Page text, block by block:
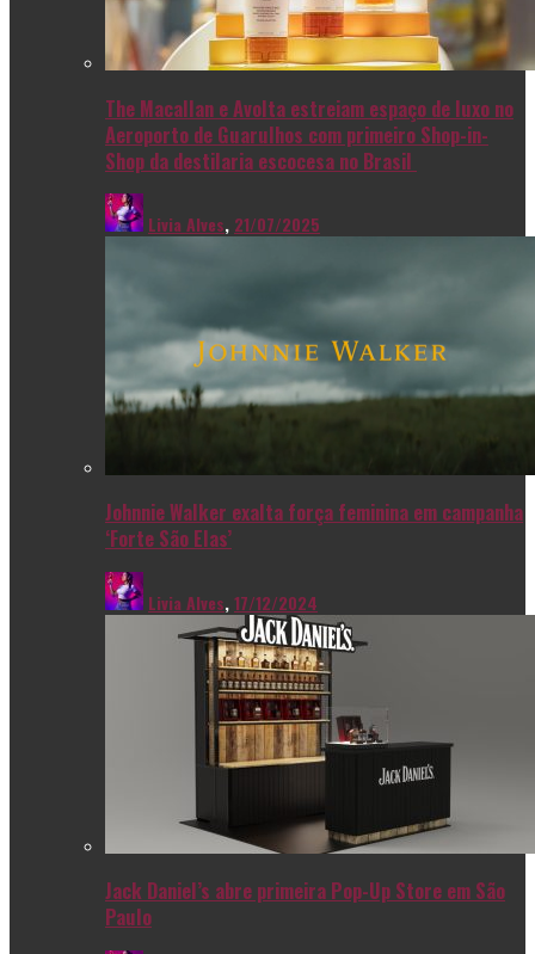
The Macallan e Avolta estreiam espaço de luxo no
Aeroporto de Guarulhos com primeiro Shop-in-
Shop da destilaria escocesa no Brasil
Livia Alves, 21/07/2025
Johnnie Walker exalta força feminina em campanha
‘Forte São Elas’
Livia Alves,17/12/2024
Jack Daniel’s abre primeira Pop-Up Store em São
Paulo